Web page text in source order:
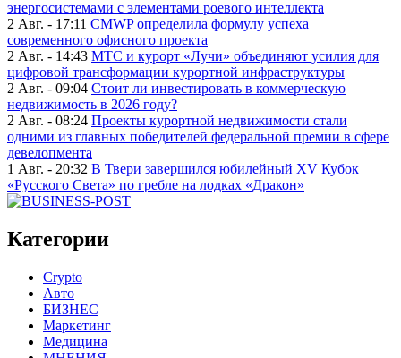
энергосистемами с элементами роевого интеллекта
2 Авг. - 17:11 CMWP определила формулу успеха
современного офисного проекта
2 Авг. - 14:43 МТС и курорт «Лучи» объединяют усилия для
цифровой трансформации курортной инфраструктуры
2 Авг. - 09:04 Стоит ли инвестировать в коммерческую
недвижимость в 2026 году?
2 Авг. - 08:24 Проекты курортной недвижимости стали
одними из главных победителей федеральной премии в сфере
девелопмента
1 Авг. - 20:32 В Твери завершился юбилейный XV Кубок
«Русского Света» по гребле на лодках «Дракон»
Категории
Crypto
Авто
БИЗНЕС
Маркетинг
Медицина